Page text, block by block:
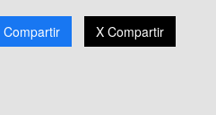
Compartir X Compartir